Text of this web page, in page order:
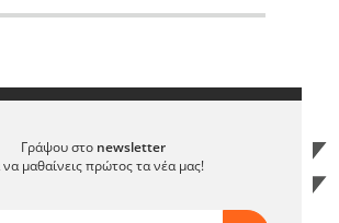
Γράψου στο newsletter
να μαθαίνεις πρώτος τα νέα μας!